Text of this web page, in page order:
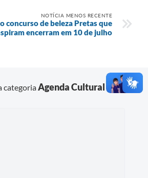
NOTÍCIA MENOS RECENTE
concurso de beleza Pretas que
encerram em 10 de julho
categoriaAgenda Cultural